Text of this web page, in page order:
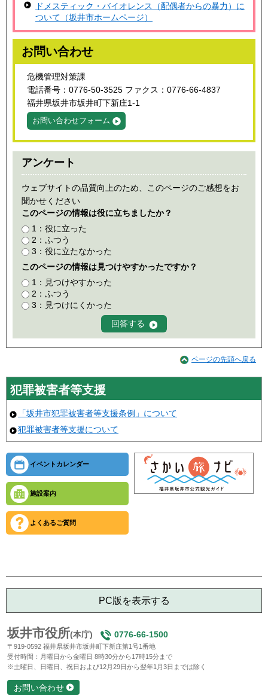
ドメスティック・バイオレンス（配偶者からの暴力）に
ついて（坂井市ホームページ）
お問い合わせ
危機管理対策課
電話番号：0776-50-3525 ファクス：0776-66-4837
福井県坂井市坂井町下新庄1-1
お問い合わせフォーム
アンケート
ウェブサイトの品質向上のため、このページのご感想をお
聞かせください
このページの情報は役に立ちましたか？
1：役に立った
2：ふつう
3：役に立たなかった
このページの情報は見つけやすかったですか？
1：見つけやすかった
2：ふつう
3：見つけにくかった
ページの先頭へ戻る
犯罪被害者等支援
「坂井市犯罪被害者等支援条例」について
犯罪被害者等支援について
イベントカレンダー
施設案内
よくあるご質問
PC版を表示する
坂井市役所(本庁) 0776-66-1500
〒919-0592 福井県坂井市坂井町下新庄第1号1番地
受付時間：月曜日から金曜日 8時30分から17時15分まで
※土曜日、日曜日、祝日および12月29日から翌年1月3日までは除く
お問い合わせ